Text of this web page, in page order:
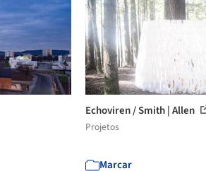
Echoviren / Smith | Allen
Projetos
Marcar